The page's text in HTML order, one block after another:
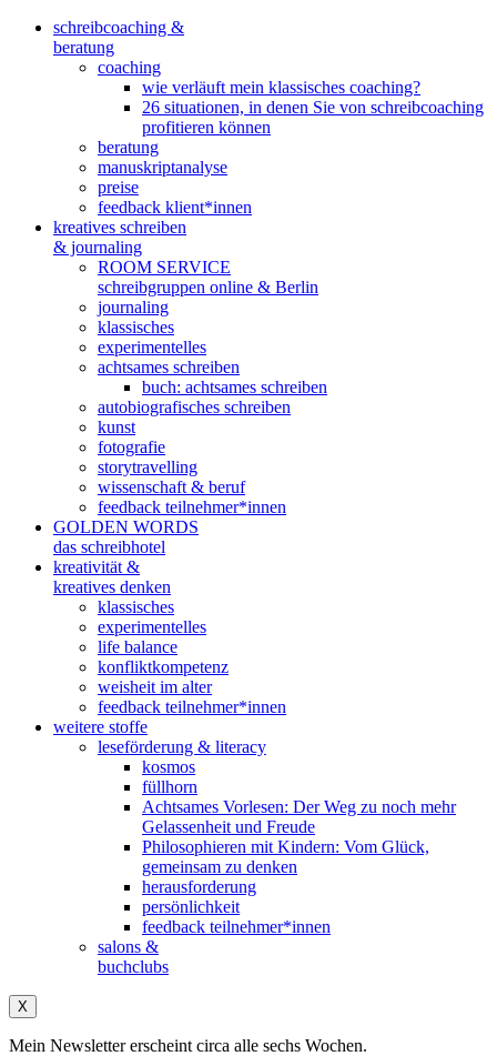
schreibcoaching &
beratung
coaching
wie verläuft mein klassisches coaching?
26 situationen, in denen Sie von schreibcoaching
profitieren können
beratung
manuskriptanalyse
preise
feedback klient*innen
kreatives schreiben
& journaling
ROOM SERVICE
schreibgruppen online & Berlin
journaling
klassisches
experimentelles
achtsames schreiben
buch: achtsames schreiben
autobiografisches schreiben
kunst
fotografie
storytravelling
wissenschaft & beruf
feedback teilnehmer*innen
GOLDEN WORDS
das schreibhotel
kreativität &
kreatives denken
klassisches
experimentelles
life balance
konfliktkompetenz
weisheit im alter
feedback teilnehmer*innen
weitere stoffe
leseförderung & literacy
kosmos
füllhorn
Achtsames Vorlesen: Der Weg zu noch mehr
Gelassenheit und Freude
Philosophieren mit Kindern: Vom Glück,
gemeinsam zu denken
herausforderung
persönlichkeit
feedback teilnehmer*innen
salons &
buchclubs
X
Mein Newsletter erscheint circa alle sechs Wochen.